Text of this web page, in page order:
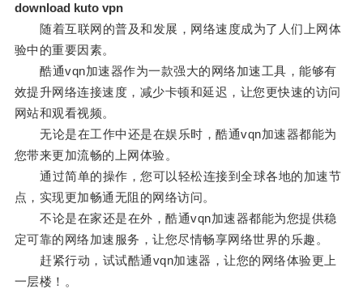
download kuto vpn
随着互联网的普及和发展，网络速度成为了人们上网体
验中的重要因素。
酷通vqn加速器作为一款强大的网络加速工具，能够有
效提升网络连接速度，减少卡顿和延迟，让您更快速的访问
网站和观看视频。
无论是在工作中还是在娱乐时，酷通vqn加速器都能为
您带来更加流畅的上网体验。
通过简单的操作，您可以轻松连接到全球各地的加速节
点，实现更加畅通无阻的网络访问。
不论是在家还是在外，酷通vqn加速器都能为您提供稳
定可靠的网络加速服务，让您尽情畅享网络世界的乐趣。
赶紧行动，试试酷通vqn加速器，让您的网络体验更上
一层楼！。